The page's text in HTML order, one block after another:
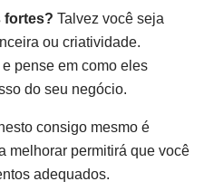
fortes? Talvez você seja
ou criatividade.
pense em como eles
do seu negócio.
consigo mesmo é
melhorar permitirá que você
adequados.